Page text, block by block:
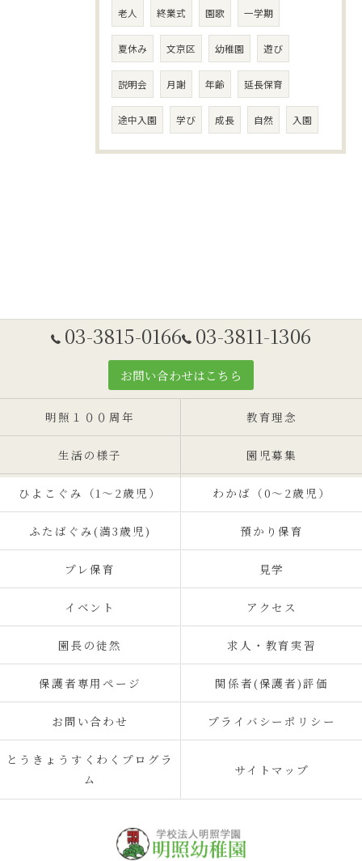
老人 終業式 園歌 一学期
夏休み 文京区 幼稚園 遊び
説明会 月謝 年齢 延長保育
途中入園 学び 成長 自然 入園
03-3815-0166 03-3811-1306
お問い合わせはこちら
明照１００周年 教育理念
生活の様子 園児募集
ひよこぐみ（1〜2歳児） わかば（0～2歳児）
ふたばぐみ(満3歳児) 預かり保育
プレ保育 見学
イベント アクセス
園長の徒然 求人・教育実習
保護者専用ページ 関係者(保護者)評価
お問い合わせ プライバシーポリシー
とうきょうすくわくプログラ
ム
サイトマップ